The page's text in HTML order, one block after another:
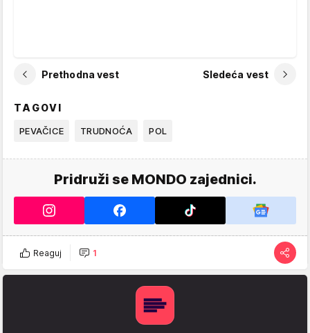
Prethodna vest Sledeća vest
TAGOVI
PEVAČICE TRUDNOĆA POL
Pridruži se MONDO zajednici.
Reaguj 1